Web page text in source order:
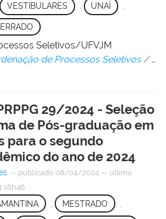
VESTIBULARES , UNAÍ ,
Seletivos/UFVJM
de Processos Seletivos /…
29/2024 - Seleção
de Pós-graduação em
para o segundo
do ano de 2024
— publicado 08/04/2024 — última
16h46
MESTRADO